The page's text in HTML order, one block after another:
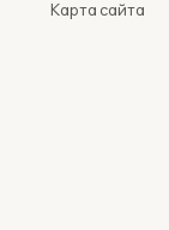
Карта сайта